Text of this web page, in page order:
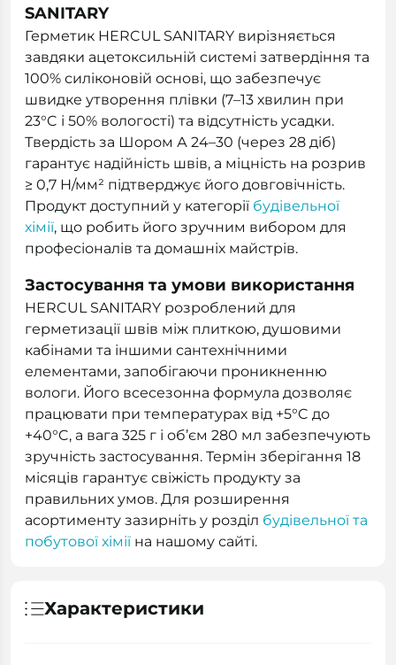
SANITARY
Герметик HERCUL SANITARY вирізняється
завдяки ацетоксильній системі затвердіння та
100% силіконовій основі, що забезпечує
швидке утворення плівки (7–13 хвилин при
23°C і 50% вологості) та відсутність усадки.
Твердість за Шором А 24–30 (через 28 діб)
гарантує надійність швів, а міцність на розрив
≥ 0,7 Н/мм² підтверджує його довговічність.
Продукт доступний у категорії будівельної
хімії, що робить його зручним вибором для
професіоналів та домашніх майстрів.
Застосування та умови використання
HERCUL SANITARY розроблений для
герметизації швів між плиткою, душовими
кабінами та іншими сантехнічними
елементами, запобігаючи проникненню
вологи. Його всесезонна формула дозволяє
працювати при температурах від +5°C до
+40°C, а вага 325 г і об’єм 280 мл забезпечують
зручність застосування. Термін зберігання 18
місяців гарантує свіжість продукту за
правильних умов. Для розширення
асортименту зазирніть у розділ будівельної та
побутової хімії на нашому сайті.
Характеристики